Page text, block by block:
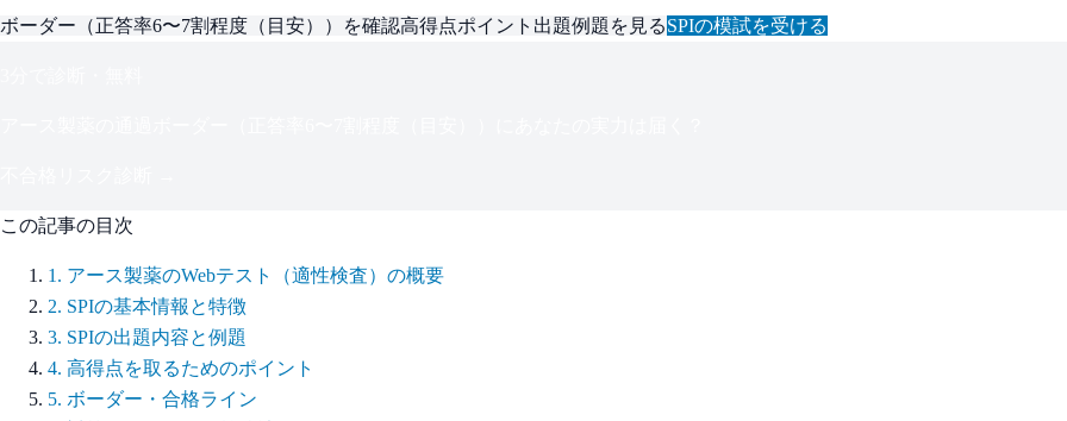
ボーダー（正答率6〜7割程度（目安） ）を確認高得点ポイント 出題例題を見るSPIの模試を受ける
この記事の目次
1 . アース製薬のWebテスト（適性検査）の概要
2. SPIの基本情報と特徴
3. SPIの出題内容と例題
4. 高得点を取るためのポイント
5. ボーダー・合格ライン